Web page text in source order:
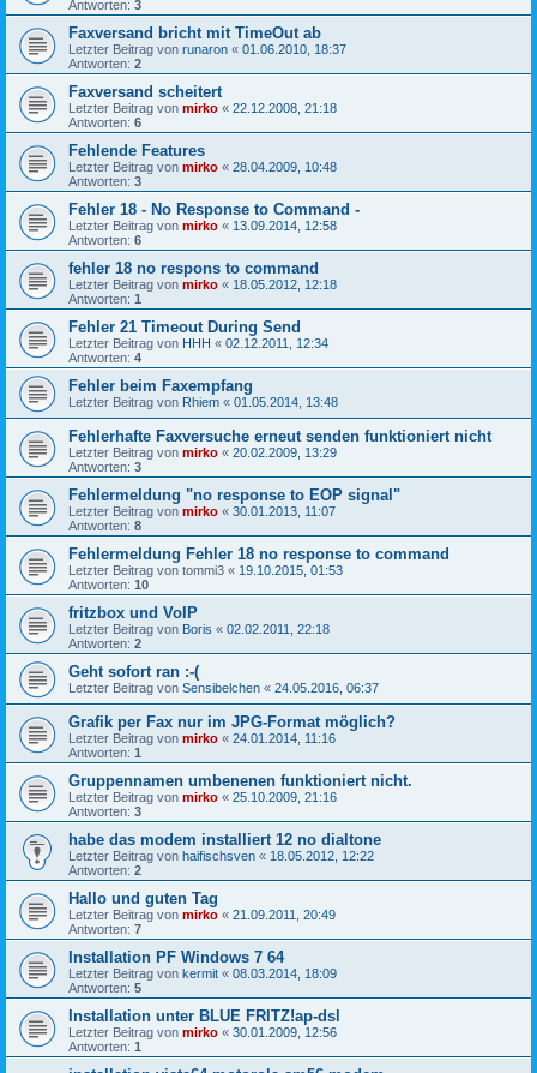
Antworten: 3
Faxversand bricht mit TimeOut ab
Letzter Beitrag von runaron « 01.06.2010, 18:37
Antworten: 2
Faxversand scheitert
Letzter Beitrag von mirko « 22.12.2008, 21:18
Antworten: 6
Fehlende Features
Letzter Beitrag von mirko « 28.04.2009, 10:48
Antworten: 3
Fehler 18 - No Response to Command -
Letzter Beitrag von mirko « 13.09.2014, 12:58
Antworten: 6
fehler 18 no respons to command
Letzter Beitrag von mirko « 18.05.2012, 12:18
Antworten: 1
Fehler 21 Timeout During Send
Letzter Beitrag von HHH « 02.12.2011, 12:34
Antworten: 4
Fehler beim Faxempfang
Letzter Beitrag von Rhiem « 01.05.2014, 13:48
Fehlerhafte Faxversuche erneut senden funktioniert nicht
Letzter Beitrag von mirko « 20.02.2009, 13:29
Antworten: 3
Fehlermeldung "no response to EOP signal"
Letzter Beitrag von mirko « 30.01.2013, 11:07
Antworten: 8
Fehlermeldung Fehler 18 no response to command
Letzter Beitrag von tommi3 « 19.10.2015, 01:53
Antworten: 10
fritzbox und VoIP
Letzter Beitrag von Boris « 02.02.2011, 22:18
Antworten: 2
Geht sofort ran :-(
Letzter Beitrag von Sensibelchen « 24.05.2016, 06:37
Grafik per Fax nur im JPG-Format möglich?
Letzter Beitrag von mirko « 24.01.2014, 11:16
Antworten: 1
Gruppennamen umbenenen funktioniert nicht.
Letzter Beitrag von mirko « 25.10.2009, 21:16
Antworten: 3
habe das modem installiert 12 no dialtone
Letzter Beitrag von haifischsven « 18.05.2012, 12:22
Antworten: 2
Hallo und guten Tag
Letzter Beitrag von mirko « 21.09.2011, 20:49
Antworten: 7
Installation PF Windows 7 64
Letzter Beitrag von kermit « 08.03.2014, 18:09
Antworten: 5
Installation unter BLUE FRITZ!ap-dsl
Letzter Beitrag von mirko « 30.01.2009, 12:56
Antworten: 1